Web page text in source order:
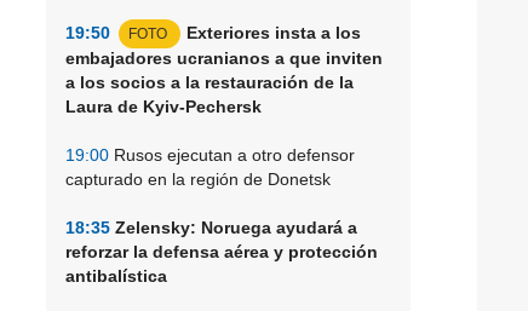
19:50 FOTO
Exteriores insta a los
embajadores ucranianos a que inviten
a los socios a la restauración de la
Laura de Kyiv-Pechersk
19:00 Rusos ejecutan a otro defensor
capturado en la región de Donetsk
18:35 Zelensky: Noruega ayudará a
reforzar la defensa aérea y protección
antibalística